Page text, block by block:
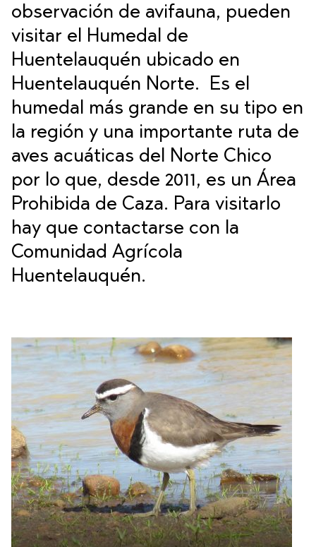
observación de avifauna, pueden
visitar el Humedal de
Huentelauquén ubicado en
Huentelauquén Norte. Es el
humedal más grande en su tipo en
la región y una importante ruta de
aves acuáticas del Norte Chico
por lo que, desde 2011, es un Área
Prohibida de Caza. Para visitarlo
hay que contactarse con la
Comunidad Agrícola
Huentelauquén.